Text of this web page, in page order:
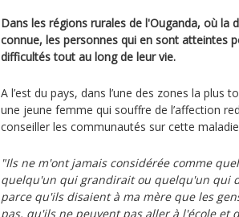
Dans les régions rurales de l'Ouganda, où la
connue, les personnes qui en sont atteintes
difficultés tout au long de leur vie.
A l’est du pays, dans l’une des zones la plus
une jeune femme qui souffre de l’affection
conseiller les communautés sur cette
"Ils ne m'ont jamais considérée comme
quelqu'un qui grandirait ou quelqu'un qui
parce qu'ils disaient à ma mère que les
pas, qu'ils ne peuvent pas aller à l'école et